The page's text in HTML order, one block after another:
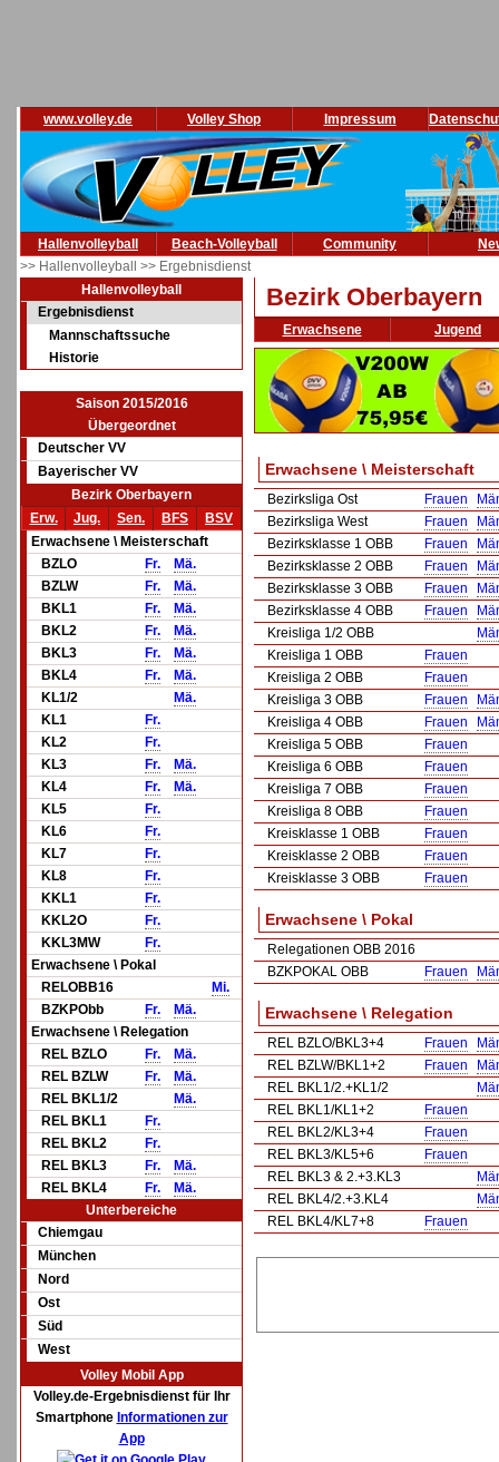
www.volley.de Volley Shop Impressum
Hallenvolleyball Beach-Volleyball Community
>> Hallenvolleyball >> Ergebnisdienst
Hallenvolleyball
Ergebnisdienst
Mannschaftssuche
Historie
Saison 2015/2016
Übergeordnet
Deutscher VV
Bayerischer VV
Bezirk Oberbayern
Erw.
Jug. Sen. BFS
BSV
Erwachsene \ Meisterschaft
BZLO
Fr.
Mä.
BZLW
Fr.
Mä.
BKL1
Fr.
Mä.
BKL2
Fr.
Mä.
BKL3
Fr.
Mä.
BKL4
Fr.
Mä.
KL1/2
Mä.
KL1
Fr.
KL2
Fr.
KL3
Fr.
Mä.
KL4
Fr.
Mä.
KL5
Fr.
KL6
Fr.
KL7
Fr.
KL8
Fr.
KKL1
Fr.
KKL2O
Fr.
KKL3MW
Fr.
Erwachsene \ Pokal
RELOBB16
Mi.
BZKPObb
Fr.
Mä.
Erwachsene \ Relegation
REL BZLO
Fr.
Mä.
REL BZLW
Fr.
Mä.
REL BKL1/2
Mä.
REL BKL1
Fr.
REL BKL2
Fr.
REL BKL3
Fr.
Mä.
REL BKL4
Fr.
Mä.
Unterbereiche
Chiemgau
München
Nord
Ost
Süd
West
Volley Mobil App
Volley.de-Ergebnisdienst für Ihr
Smartphone Informationen zur
App
Bezirk Oberbayern
Erwachsene Jugend
Erwachsene \ Meisterschaft
Bezirksliga Ost Frauen
Bezirksliga West
Frauen
Bezirksklasse 1 OBB
Frauen
Bezirksklasse 2 OBB
Frauen
Bezirksklasse 3 OBB
Frauen
Bezirksklasse 4 OBB
Frauen
Kreisliga 1/2 OBB
Kreisliga 1 OBB
Frauen
Kreisliga 2 OBB
Frauen
Kreisliga 3 OBB
Frauen
Kreisliga 4 OBB
Frauen
Kreisliga 5 OBB
Frauen
Kreisliga 6 OBB
Frauen
Kreisliga 7 OBB
Frauen
Kreisliga 8 OBB
Frauen
Kreisklasse 1 OBB
Frauen
Kreisklasse 2 OBB
Frauen
Kreisklasse 3 OBB
Frauen
Erwachsene \ Pokal
Relegationen OBB 2016
BZKPOKAL OBB
Frauen
Erwachsene \ Relegation
REL BZLO/BKL3+4 Frauen
REL BZLW/BKL1+2
Frauen
REL BKL1/2.+KL1/2
REL BKL1/KL1+2
Frauen
REL BKL2/KL3+4
Frauen
REL BKL3/KL5+6
Frauen
REL BKL3 & 2.+3.KL3
REL BKL4/2.+3.KL4
REL BKL4/KL7+8
Frauen